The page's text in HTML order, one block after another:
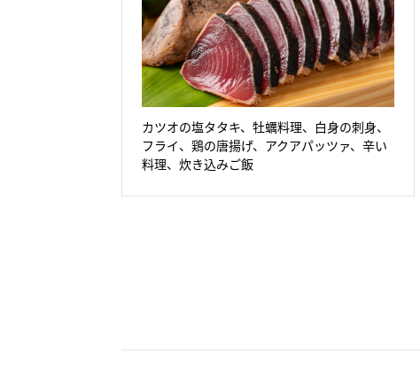
カツオの塩タタキ、牡蠣料理、白身の刺身、
フライ、鶏の唐揚げ、アクアパッツァ、辛い
料理、炊き込みご飯